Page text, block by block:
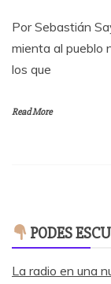
Por Sebastián
mienta al pueblo
los que
Read More
PODES
La radio en una